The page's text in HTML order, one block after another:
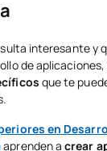
interesante y
de
que te
en
aprenden acrear